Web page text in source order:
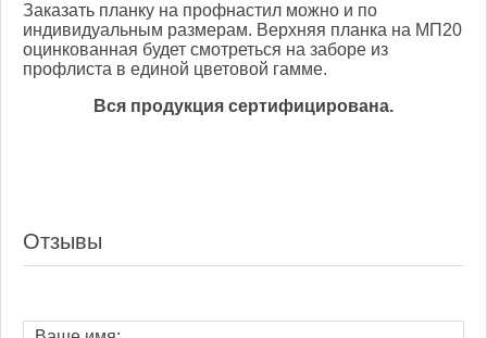
Заказать планку на профнастил можно и по
индивидуальным размерам. Верхняя планка на МП20
оцинкованная будет смотреться на заборе из
профлиста в единой цветовой гамме.
Вся продукция сертифицирована.
Отзывы